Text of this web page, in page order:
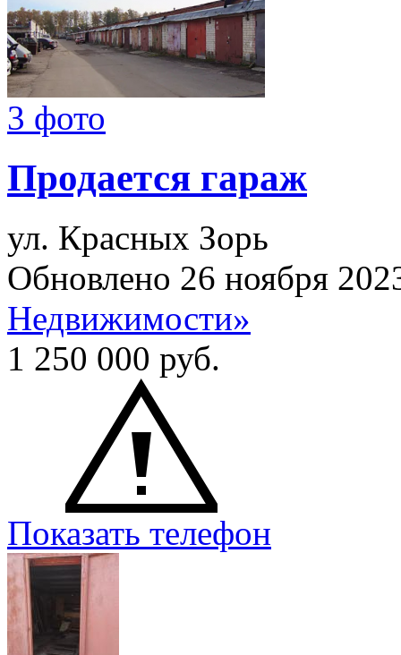
3 фото
Продается гараж
ул. Красных Зорь
Обновлено 26 ноября
Недвижимости»
1 250 000 руб.
Показать телефон